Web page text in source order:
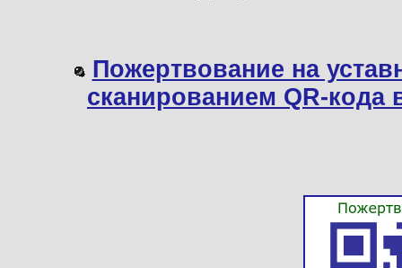
Пожертвование на
сканированием QR-